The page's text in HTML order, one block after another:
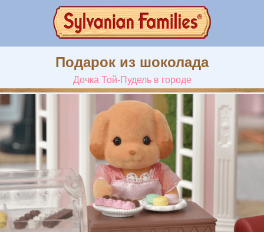
Подарок из шоколада
Дочка Той-Пудель в городе